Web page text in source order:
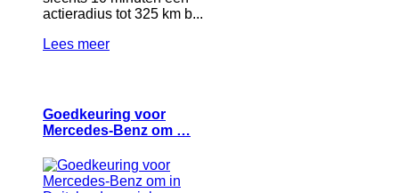
actieradius tot 325 km b...
Lees meer
Goedkeuring voor
Mercedes-Benz om …